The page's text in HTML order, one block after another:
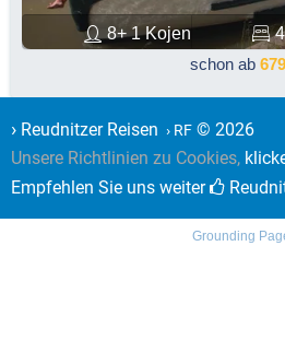
8+ 1 Kojen
schon ab
› Reudnitzer Reisen › RF © 2026
Unsere Richtlinien zu Cookies,
Empfehlen Sie uns weiter
Grounding